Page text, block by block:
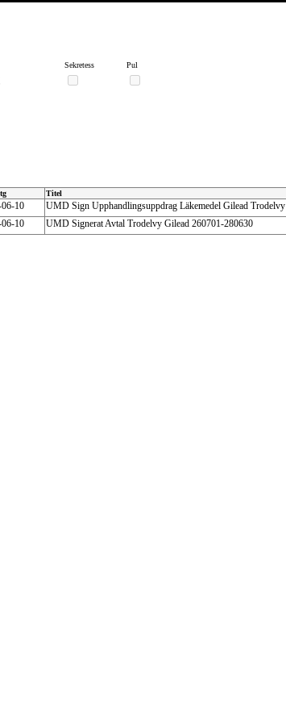
Sekretess Pul
Titel
10 UMD Sign Upphandlingsuppdrag Läkemedel Gilead Trodelvy
10 UMD Signerat Avtal Trodelvy Gilead 260701-280630